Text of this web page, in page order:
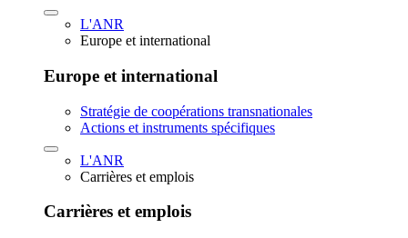
L'ANR
Europe et international
Europe et international
Stratégie de coopérations transnationales
Actions et instruments spécifiques
L'ANR
Carrières et emplois
Carrières et emplois